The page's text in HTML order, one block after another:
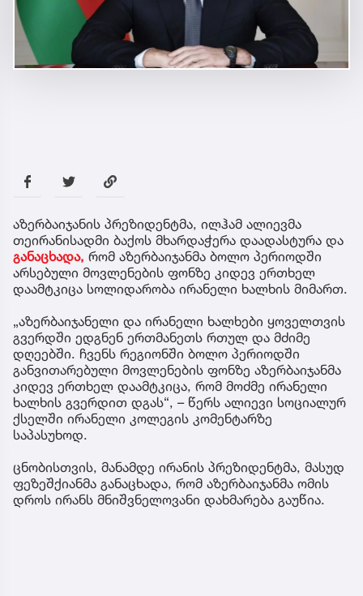
აზერბაიჯანის პრეზიდენტმა, ილჰამ ალიევმა
თეირანისადმი ბაქოს მხარდაჭერა დაადასტურა და
განაცხადა, რომ აზერბაიჯანმა ბოლო პერიოდში
არსებული მოვლენების ფონზე კიდევ ერთხელ
დაამტკიცა სოლიდარობა ირანელი ხალხის მიმართ.
„აზერბაიჯანელი და ირანელი ხალხები ყოველთვის
გვერდში ედგნენ ერთმანეთს რთულ და მძიმე
დღეებში. ჩვენს რეგიონში ბოლო პერიოდში
განვითარებული მოვლენების ფონზე აზერბაიჯანმა
კიდევ ერთხელ დაამტკიცა, რომ მოძმე ირანელი
ხალხის გვერდით დგას“, – წერს ალიევი სოციალურ
ქსელში ირანელი კოლეგის კომენტარზე
საპასუხოდ.
ცნობისთვის, მანამდე ირანის პრეზიდენტმა, მასუდ
ფეზეშქიანმა განაცხადა, რომ აზერბაიჯანმა ომის
დროს ირანს მნიშვნელოვანი დახმარება გაუწია.